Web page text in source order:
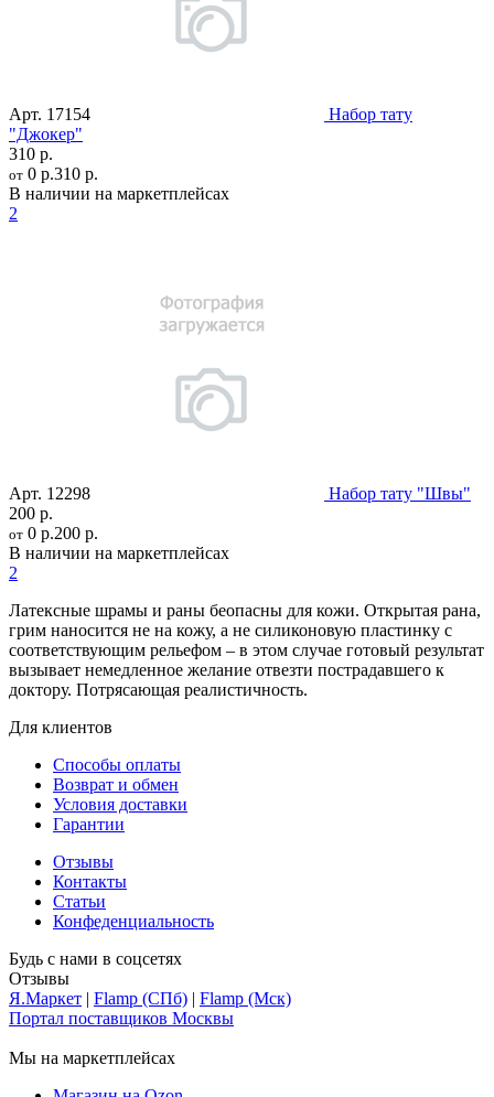
Арт. 17154
Набор тату
"Джокер"
310 р.
от 0 р.310 р.
В наличии на маркетплейсах
2
Арт. 12298
Набор тату "Швы"
200 р.
от 0 р.200 р.
В наличии на маркетплейсах
2
Латексные шрамы и раны беопасны для кожи. Открытая рана,
грим наносится не на кожу, а не силиконовую пластинку с
соответствующим рельефом – в этом случае готовый результат
вызывает немедленное желание отвезти пострадавшего к
доктору. Потрясающая реалистичность.
Для клиентов
Способы оплаты
Возврат и обмен
Условия доставки
Гарантии
Отзывы
Контакты
Статьи
Конфеденциальность
Будь с нами в соцсетях
Отзывы
Я.Маркет | Flamp (СПб) | Flamp (Мск)
Портал поставщиков Москвы
Мы на маркетплейсах